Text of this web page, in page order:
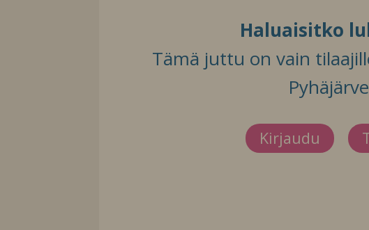
Haluaisitko
Tämä juttu on vain
Kirjaudu